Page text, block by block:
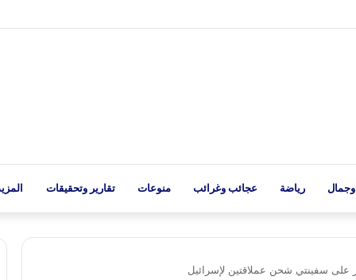
رياضة عجائب وغرائب منوعات تقارير وتحقيقات
على سفينتي شحن عملاقتين لإسرائيل